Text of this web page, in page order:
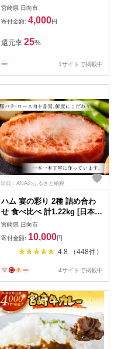
1,000円分 [鈴建 宮崎県 日向
市 452061071-a] 施設利用券
利用補助券 宿泊補助券 宿泊
キャンプ 貸切 ドッグラン 日
帰り アウトドア
宮崎県 日向市
寄付金額: 4,000円
還元率 25%
1サイトで掲載中
出典：ANAのふるさと納税
ハム 宴の彩り 2種 詰め合わ
せ 食べ比べ 計1.22kg [日本ハ
ムマーケティング 宮崎県 日
向市 452060590] ニッポンハ
ム はむ 豚 肉 ロースハム ス
テーキ ギフト 真空 冷蔵
宮崎県 日向市
寄付金額: 10,000円
4.8 （448件）
4サイトで掲載中